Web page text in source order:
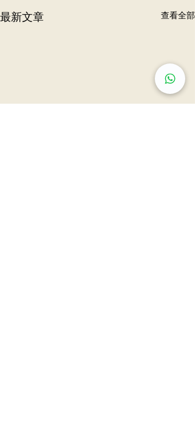
最新文章 查看全部